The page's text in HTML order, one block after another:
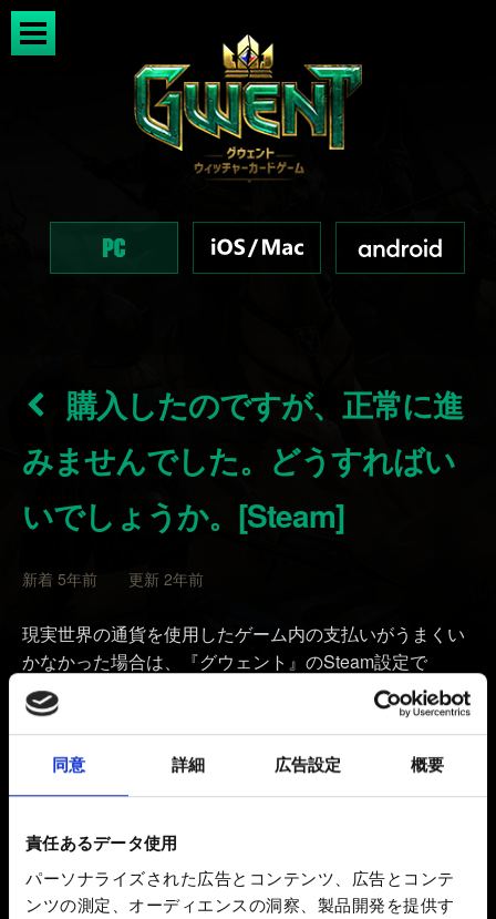
同意 詳細 広告設定 概要
責任あるデータ使用
パーソナライズされた広告とコンテンツ、広告とコンテ
ンツの測定、オーディエンスの洞察、製品開発を提供す
購入したのですが、正常に進
みませんでした。どうすればい
いでしょうか。[Steam]
新着 5年前 更新 2年前
現実世界の通貨を使用したゲーム内の支払いがうまくい
かなかった場合は、『グウェント』のSteam設定で
Steamオーバーレイが有効になっているかご確認くださ
い。手順は次のとおりです。
1. Steamの設定にアクセス -> ゲーム中 -> ゲーム中に
Steamコミュニティを有効にする
2. 『グウェント』のオーバーレイを有効にするには、
Steamライブラリの『グウェント』を右クリック -> プロ
パティ -> 一般 -> 「ゲーム中のSteamオーバーレイを有